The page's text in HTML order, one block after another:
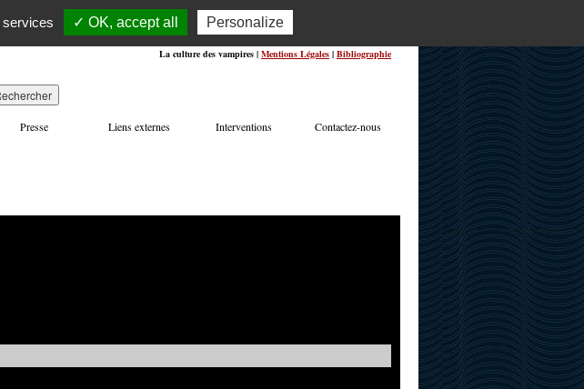
La culture des vampires | Mentions Légales | Bibliographie
Presse Liens externes Interventions Contactez-nous
✓ OK, accept all Personalize